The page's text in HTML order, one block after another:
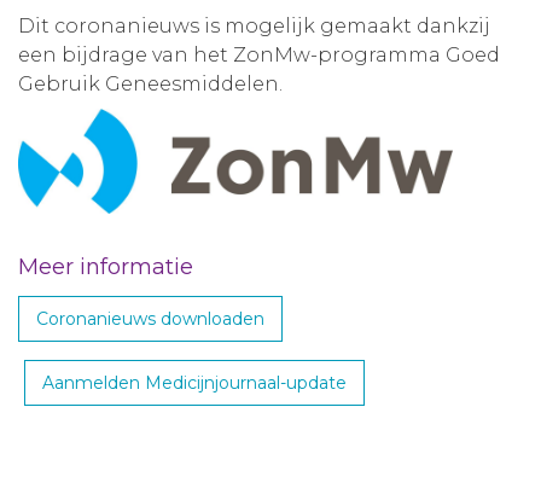
Dit coronanieuws is mogelijk gemaakt dankzij
een bijdrage van het ZonMw-programma Goed
Gebruik Geneesmiddelen.
Meer informatie
Coronanieuws downloaden
Aanmelden Medicijnjournaal-update